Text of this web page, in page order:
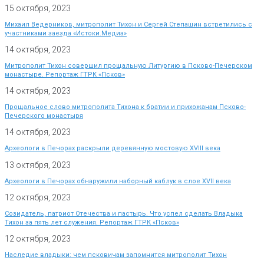
15 октября, 2023
Михаил Ведерников, митрополит Тихон и Сергей Степашин встретились с
участниками заезда «Истоки.Медиа»
14 октября, 2023
Митрополит Тихон совершил прощальную Литургию в Псково-Печерском
монастыре. Репортаж ГТРК «Псков»
14 октября, 2023
Прощальное слово митрополита Тихона к братии и прихожанам Псково-
Печерского монастыря
14 октября, 2023
Археологи в Печорах раскрыли деревянную мостовую XVIII века
13 октября, 2023
Археологи в Печорах обнаружили наборный каблук в слое XVII века
12 октября, 2023
Созидатель, патриот Отечества и пастырь. Что успел сделать Владыка
Тихон за пять лет служения. Репортаж ГТРК «Псков»
12 октября, 2023
Наследие владыки: чем псковичам запомнится митрополит Тихон